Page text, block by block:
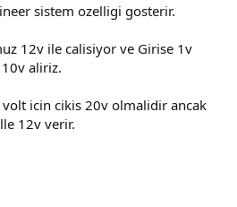
sistem ozelligi gosterir.
12v ile calisiyor ve Girise 1v
aliriz.
icin cikis 20v olmalidir ancak
12v verir.